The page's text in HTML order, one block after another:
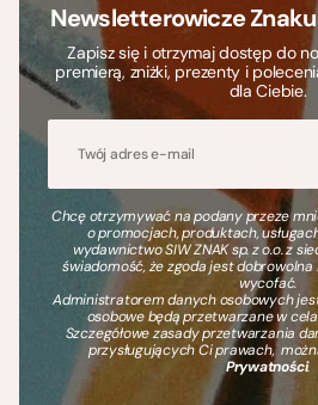
Newsletterowicze
Zapisz się i otrzymaj dostęp do
premierą, zniżki, prezenty i
dla Ciebie.
Chcę otrzymywać na podany przeze
o promocjach, produktach,
wydawnictwo SIW ZNAK sp. z o.o. z
świadomość, że zgoda jest
wycofać.
Administratorem danych osobowych jest
osobowe będą przetwarzane w
Szczegółowe zasady przetwarzania
przysługujących Ci prawach,
Prywatności.